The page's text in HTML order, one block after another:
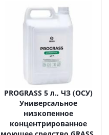
PROGRASS 5 л., ЧЗ (ОСУ)
Универсальное
низкопенное
концентрированное